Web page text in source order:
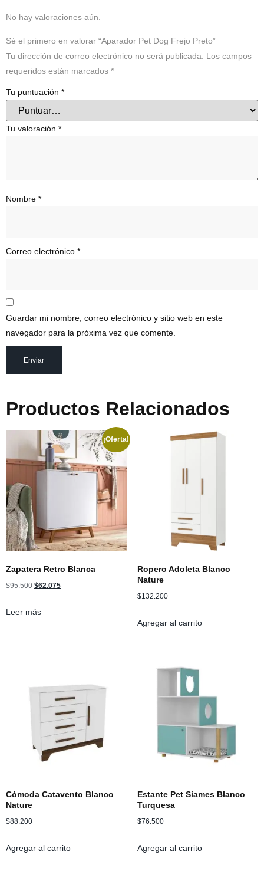
No hay valoraciones aún.
Sé el primero en valorar “Aparador Pet Dog Frejo Preto”
Tu dirección de correo electrónico no será publicada.
Los campos
requeridos están marcados *
Tu puntuación *
Tu valoración *
Nombre *
Correo electrónico *
Guardar mi nombre, correo electrónico y sitio web en este
navegador para la próxima vez que comente.
Productos Relacionados
¡Oferta!
Zapatera Retro Blanca
$95.500 $62.075
Leer más
Ropero Adoleta Blanco
Nature
$132.200
Agregar al carrito
Cómoda Catavento Blanco
Nature
$88.200
Agregar al carrito
Estante Pet Siames Blanco
Turquesa
$76.500
Agregar al carrito